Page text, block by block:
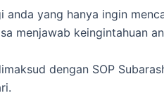
anda yang hanya ingin
menjawab keingintahuan
dengan SOP